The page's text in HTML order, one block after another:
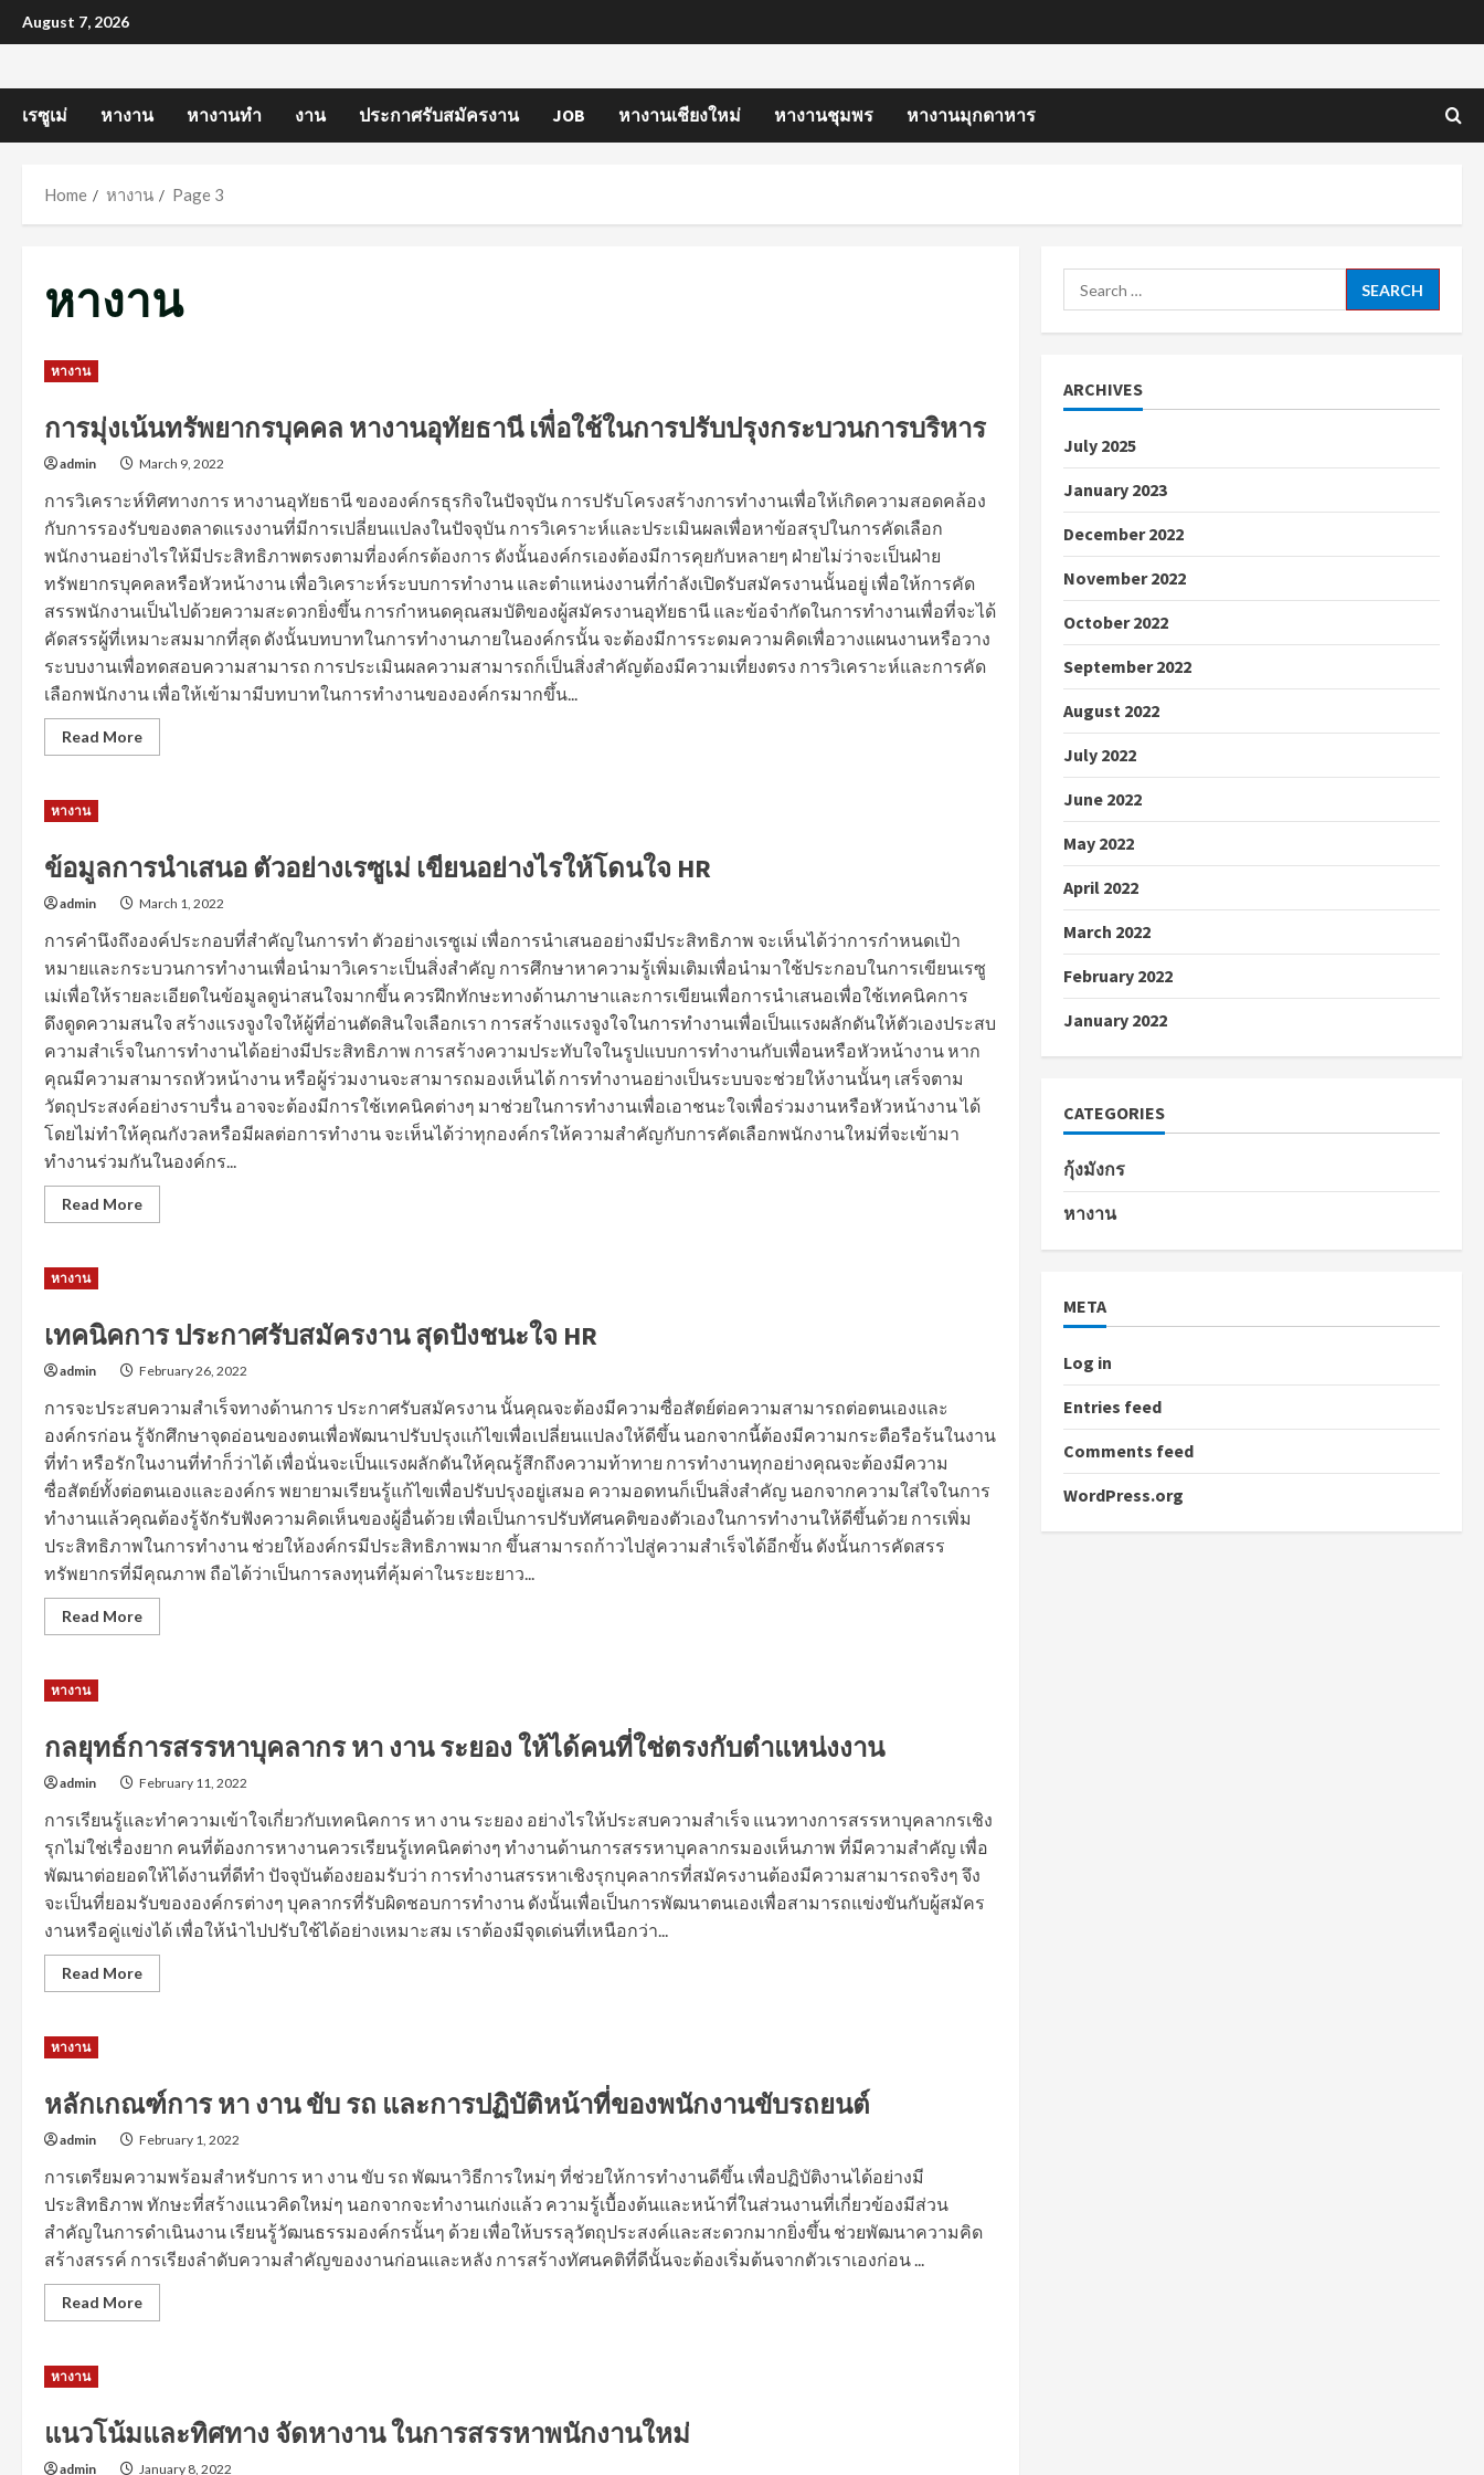
Skip
to
August 7, 2026
เรซูเม่ หางาน หางานทำ งาน ประกาศรับสมัครงาน JOB หางานเชียงใหม่ หางานชุมพร หางานมุกดาหาร
Home หางาน Page 3
หางาน
หางาน
การมุ่งเน้นทรัพยากรบุคคล หางานอุทัยธานี เพื่อใช้ในการปรับปรุงกระบวนการบริหาร
admin March 9, 2022
การวิเคราะห์ทิศทางการ หางานอุทัยธานี ขององค์กรธุรกิจในปัจจุบัน การปรับโครงสร้างการทำงานเพื่อให้เกิดความสอดคล้อง
กับการรองรับของตลาดแรงงานที่มีการเปลี่ยนแปลงในปัจจุบัน การวิเคราะห์และประเมินผลเพื่อหาข้อสรุปในการคัดเลือก
พนักงานอย่างไรให้มีประสิทธิภาพตรงตามที่องค์กรต้องการ ดังนั้นองค์กรเองต้องมีการคุยกับหลายๆ ฝ่ายไม่ว่าจะเป็นฝ่าย
ทรัพยากรบุคคลหรือหัวหน้างาน เพื่อวิเคราะห์ระบบการทำงาน และตำแหน่งงานที่กำลังเปิดรับสมัครงานนั้นอยู่ เพื่อให้การคัด
สรรพนักงานเป็นไปด้วยความสะดวกยิ่งขึ้น การกำหนดคุณสมบัติของผู้สมัครงานอุทัยธานี และข้อจำกัดในการทำงานเพื่อที่จะได้
คัดสรรผู้ที่เหมาะสมมากที่สุด ดังนั้นบทบาทในการทำงานภายในองค์กรนั้น จะต้องมีการระดมความคิดเพื่อวางแผนงานหรือวาง
ระบบงานเพื่อทดสอบความสามารถ การประเมินผลความสามารถก็เป็นสิ่งสำคัญต้องมีความเที่ยงตรง การวิเคราะห์และการคัด
เลือกพนักงาน เพื่อให้เข้ามามีบทบาทในการทำงานขององค์กรมากขึ้น...
Read MoreRead
more
หา
งาน
เพื่อ
ใน
การ
ปรับปรุง
กระบวนการ
บริหาร
หางาน
ข้อมูลการนำเสนอ ตัวอย่างเรซูเม่ เขียนอย่างไรให้โดนใจ HR
admin March 1, 2022
การคำนึงถึงองค์ประกอบที่สำคัญในการทำ ตัวอย่างเรซูเม่ เพื่อการนำเสนออย่างมีประสิทธิภาพ จะเห็นได้ว่าการกำหนดเป้า
หมายและกระบวนการทำงานเพื่อนำมาวิเคราะเป็นสิ่งสำคัญ การศึกษาหาความรู้เพิ่มเติมเพื่อนำมาใช้ประกอบในการเขียนเรซู
เม่เพื่อให้รายละเอียดในข้อมูลดูน่าสนใจมากขึ้น ควรฝึกทักษะทางด้านภาษาและการเขียนเพื่อการนำเสนอเพื่อใช้เทคนิคการ
ดึงดูดความสนใจ สร้างแรงจูงใจให้ผู้ที่อ่านตัดสินใจเลือกเรา การสร้างแรงจูงใจในการทำงานเพื่อเป็นแรงผลักดันให้ตัวเองประสบ
ความสำเร็จในการทำงานได้อย่างมีประสิทธิภาพ การสร้างความประทับใจในรูปแบบการทำงานกับเพื่อนหรือหัวหน้างาน หาก
คุณมีความสามารถหัวหน้างาน หรือผู้ร่วมงานจะสามารถมองเห็นได้ การทำงานอย่างเป็นระบบจะช่วยให้งานนั้นๆ เสร็จตาม
วัตถุประสงค์อย่างราบรื่น อาจจะต้องมีการใช้เทคนิคต่างๆ มาช่วยในการทำงานเพื่อเอาชนะใจเพื่อร่วมงานหรือหัวหน้างาน ได้
โดยไม่ทำให้คุณกังวลหรือมีผลต่อการทำงาน จะเห็นได้ว่าทุกองค์กรให้ความสำคัญกับการคัดเลือกพนักงานใหม่ที่จะเข้ามา
ทำงานร่วมกันในองค์กร...
Read MoreRead
more
เร
ซู
เขียน
ให้
โดน
ใจ
HR
หางาน
เทคนิคการ ประกาศรับสมัครงาน สุดปังชนะใจ HR
admin February 26, 2022
การจะประสบความสำเร็จทางด้านการ ประกาศรับสมัครงาน นั้นคุณจะต้องมีความซื่อสัตย์ต่อความสามารถต่อตนเองและ
องค์กรก่อน รู้จักศึกษาจุดอ่อนของตนเพื่อพัฒนาปรับปรุงแก้ไขเพื่อเปลี่ยนแปลงให้ดีขึ้น นอกจากนี้ต้องมีความกระตือรือร้นในงาน
ที่ทำ หรือรักในงานที่ทำก็ว่าได้ เพื่อนั่นจะเป็นแรงผลักดันให้คุณรู้สึกถึงความท้าทาย การทำงานทุกอย่างคุณจะต้องมีความ
ซื่อสัตย์ทั้งต่อตนเองและองค์กร พยายามเรียนรู้แก้ไขเพื่อปรับปรุงอยู่เสมอ ความอดทนก็เป็นสิ่งสำคัญ นอกจากความใส่ใจในการ
ทำงานแล้วคุณต้องรู้จักรับฟังความคิดเห็นของผู้อื่นด้วย เพื่อเป็นการปรับทัศนคติของตัวเองในการทำงานให้ดีขึ้นด้วย การเพิ่ม
ประสิทธิภาพในการทำงาน ช่วยให้องค์กรมีประสิทธิภาพมาก ขึ้นสามารถก้าวไปสู่ความสำเร็จได้อีกขั้น ดังนั้นการคัดสรร
ทรัพยากรที่มีคุณภาพ ถือได้ว่าเป็นการลงทุนที่คุ้มค่าในระยะยาว...
Read MoreRead
more
งาน
สุด
ชนะ
HR
หางาน
กลยุทธ์การสรรหาบุคลากร หา งาน ระยอง ให้ได้คนที่ใช่ตรงกับตำแหน่งงาน
admin February 11, 2022
การเรียนรู้และทำความเข้าใจเกี่ยวกับเทคนิคการ หา งาน ระยอง อย่างไรให้ประสบความสำเร็จ แนวทางการสรรหาบุคลากรเชิง
รุกไม่ใช่เรื่องยาก คนที่ต้องการหางานควรเรียนรู้เทคนิคต่างๆ ทำงานด้านการสรรหาบุคลากรมองเห็นภาพ ที่มีความสำคัญ เพื่อ
พัฒนาต่อยอดให้ได้งานที่ดีทำ ปัจจุบันต้องยอมรับว่า การทำงานสรรหาเชิงรุกบุคลากรที่สมัครงานต้องมีความสามารถจริงๆ จึง
จะเป็นที่ยอมรับขององค์กรต่างๆ บุคลากรที่รับผิดชอบการทำงาน ดังนั้นเพื่อเป็นการพัฒนาตนเองเพื่อสามารถแข่งขันกับผู้สมัคร
งานหรือคู่แข่งได้ เพื่อให้นำไปปรับใช้ได้อย่างเหมาะสม เราต้องมีจุดเด่นที่เหนือกว่า...
Read MoreRead
more
งาน
ระยอง
ได้
ที่
ใช่
ตรง
ตำแหน่ง
งาน
หางาน
หลักเกณฑ์การ หา งาน ขับ รถ และการปฏิบัติหน้าที่ของพนักงานขับรถยนต์
admin February 1, 2022
การเตรียมความพร้อมสำหรับการ หา งาน ขับ รถ พัฒนาวิธีการใหม่ๆ ที่ช่วยให้การทำงานดีขึ้น เพื่อปฏิบัติงานได้อย่างมี
ประสิทธิภาพ ทักษะที่สร้างแนวคิดใหม่ๆ นอกจากจะทำงานเก่งแล้ว ความรู้เบื้องต้นและหน้าที่ในส่วนงานที่เกี่ยวข้องมีส่วน
สำคัญในการดำเนินงาน เรียนรู้วัฒนธรรมองค์กรนั้นๆ ด้วย เพื่อให้บรรลุวัตถุประสงค์และสะดวกมากยิ่งขึ้น ช่วยพัฒนาความคิด
สร้างสรรค์ การเรียงลำดับความสำคัญของงานก่อนและหลัง การสร้างทัศนคติที่ดีนั้นจะต้องเริ่มต้นจากตัวเราเองก่อน ...
Read MoreRead
more
ขับ
รถ
การ
หางาน
แนวโน้มและทิศทาง จัดหางาน ในการสรรหาพนักงานใหม่
admin January 8, 2022
Search
for:
ARCHIVES
July 2025
January 2023
December 2022
November 2022
October 2022
September 2022
August 2022
July 2022
June 2022
May 2022
April 2022
March 2022
February 2022
January 2022
CATEGORIES
กุ้งมังกร
หางาน
META
Log in
Entries feed
Comments feed
WordPress.org